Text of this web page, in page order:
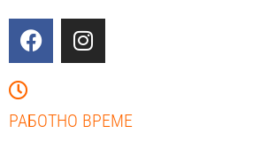
РАБОТНО ВРЕМЕ